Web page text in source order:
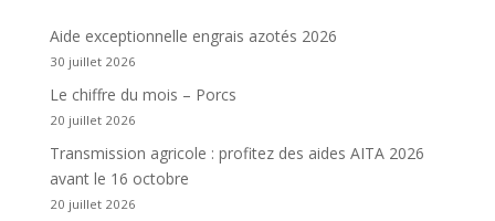
Aide exceptionnelle engrais azotés 2026
30 juillet 2026
Le chiffre du mois – Porcs
20 juillet 2026
Transmission agricole : profitez des aides AITA 2026
avant le 16 octobre
20 juillet 2026